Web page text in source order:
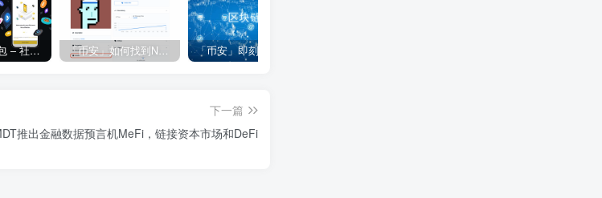
币安Web3钱包 – 社区常见问题答疑 「币安」如何找到NFT合约地址？
下一篇
推出金融数据预言机MeFi，链接资本市场和DeFi